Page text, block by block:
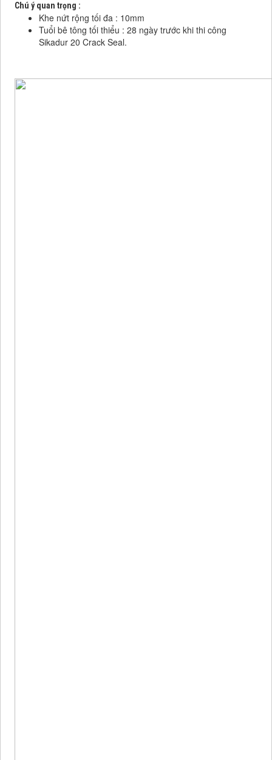
Chú ý quan trọng :
Khe nứt rộng tối đa : 10mm
Tuổi bê tông tối thiểu : 28 ngày trước khi thi công
Sikadur 20 Crack Seal.